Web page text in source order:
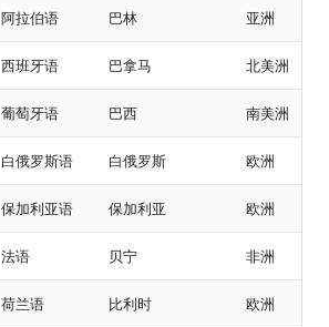
阿拉伯语 巴林 亚洲
西班牙语 巴拿马 北美洲
葡萄牙语 巴西 南美洲
白俄罗斯语 白俄罗斯 欧洲
保加利亚语 保加利亚 欧洲
法语 贝宁 非洲
荷兰语 比利时 欧洲